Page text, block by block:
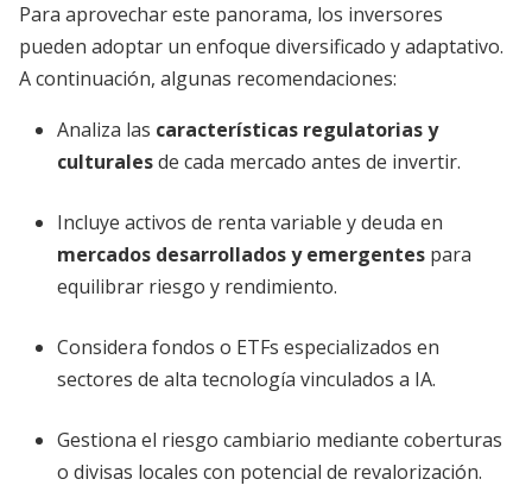
Para aprovechar este panorama, los inversores
pueden adoptar un enfoque diversificado y adaptativo.
A continuación, algunas recomendaciones:
Analiza las características regulatorias y
culturalesde cada mercado antes de invertir.
Incluye activos de renta variable y deuda en
mercados desarrollados y emergentes para
equilibrar riesgo y rendimiento.
Considera fondos o ETFs especializados en
sectores de alta tecnología vinculados a IA.
Gestiona el riesgo cambiario mediante coberturas
o divisas locales con potencial de revalorización.